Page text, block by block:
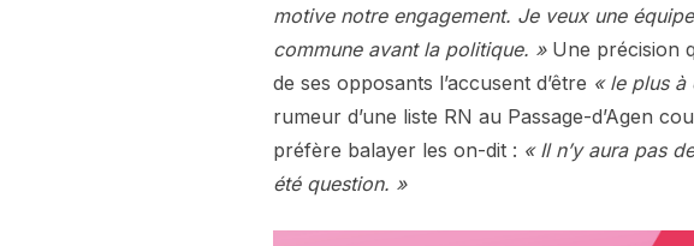
motive notre engagement. Je veux une
commune avant la politique. »Une précision
de ses opposants l’accusent d’être « le plus à
rumeur d’une liste RN au Passage-d’Agen
préfère balayer les on-dit : « Il n’y aura pas
été question. »